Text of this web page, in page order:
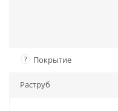
? Покрытие
Раструб